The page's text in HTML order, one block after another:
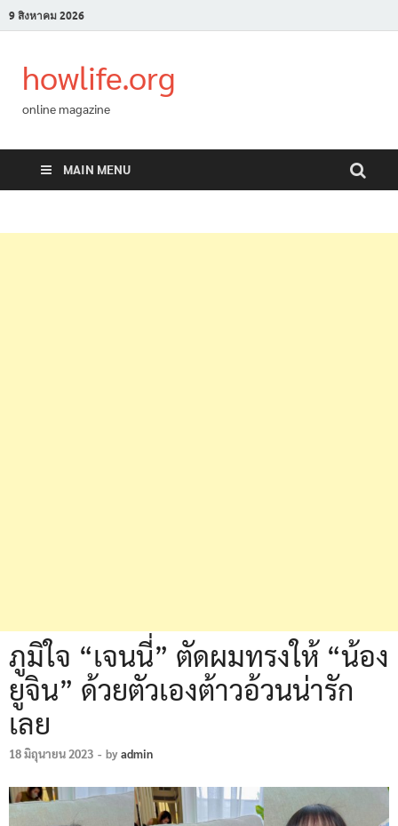
9 สิงหาคม 2026
howlife.org
online magazine
MAIN MENU
ภูมิใจ “เจนนี่” ตัดผมทรงให้ “น้อง
ยูจิน” ด้วยตัวเองต้าวอ้วนน่ารัก
เลย
18 มิถุนายน 2023 - byadmin